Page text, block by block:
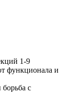
1-9
функционала и
с